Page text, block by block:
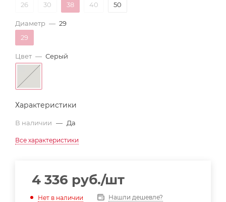
26
30 38 40 50
Диаметр — 29
29
Цвет — Серый
Характеристики
В наличии — Да
Все характеристики
4 336 руб./шт
Нет в наличии Нашли дешевле?